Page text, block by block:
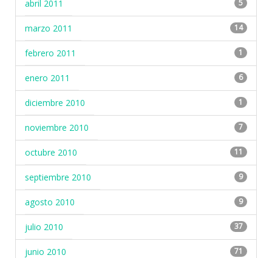
abril 2011 5
marzo 2011 14
febrero 2011 1
enero 2011 6
diciembre 2010 1
noviembre 2010 7
octubre 2010 11
septiembre 2010 9
agosto 2010 9
julio 2010 37
junio 2010 71